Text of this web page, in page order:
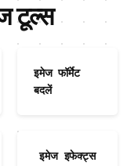
टूल्स
इमेज फॉर्मेट
बदलें
इमेज इफेक्ट्स